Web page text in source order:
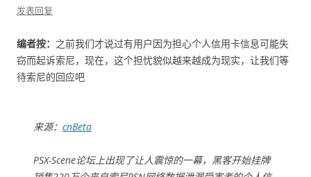
发表回复
编者按： 之前我们才说过有用户因为担心个人信用卡信息可能失
窃而起诉索尼，现在，这个担忧貌似越来越成为现实，让我们等
待索尼的回应吧
来源： cnBeta
PSX-Scene论坛上出现了让人震惊的一幕，黑客开始挂牌